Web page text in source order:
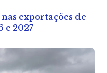
exportações de
e 2027